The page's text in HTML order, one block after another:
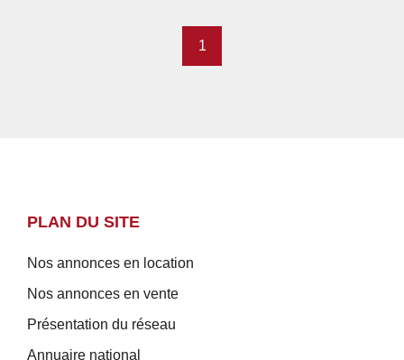
1
PLAN DU SITE
Nos annonces en location
Nos annonces en vente
Présentation du réseau
Annuaire national